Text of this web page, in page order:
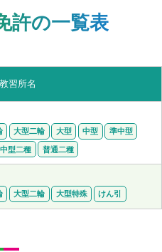
許の一覧表
教習所名
大型二輪 大型 中型 準中型
中型二種 普通二種
大型二輪 大型特殊 けん引